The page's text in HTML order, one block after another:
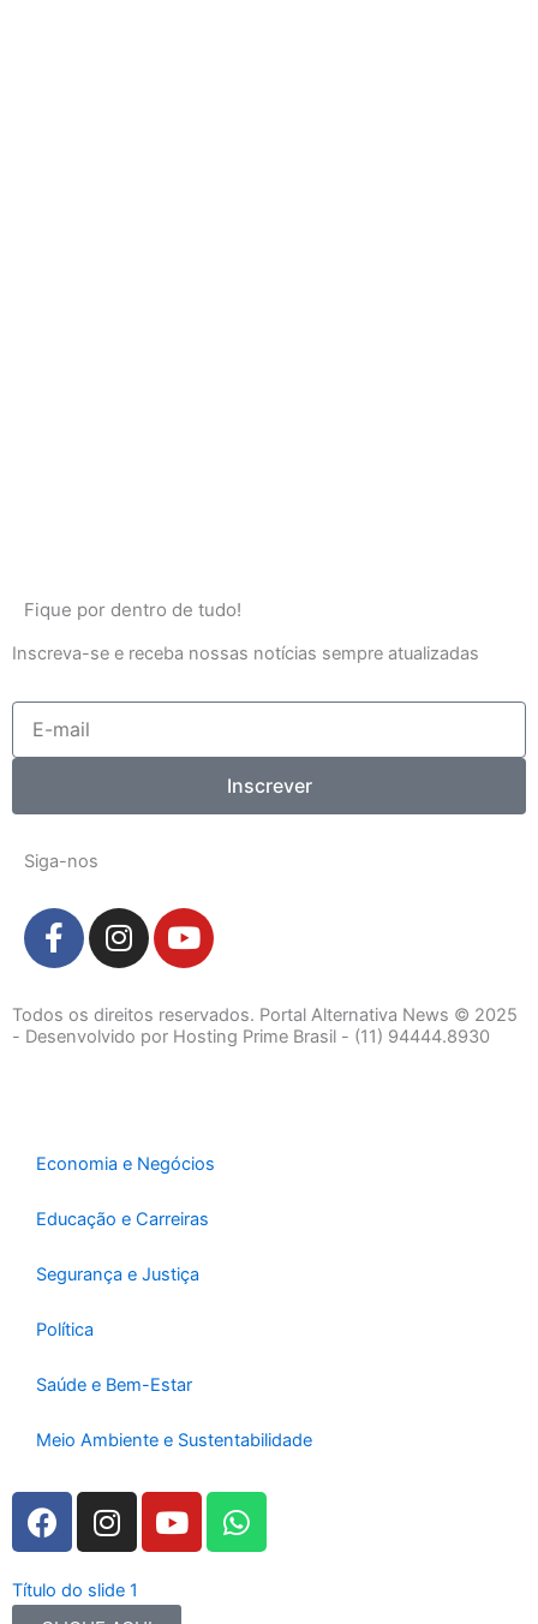
Fique por dentro de tudo!
Inscreva-se e receba nossas notícias sempre atualizadas
mail
Inscrever
Siga-nos
F
a
e
b
-
I
n
t
a
m
Y
o
t
u
Todos os direitos reservados. Portal Alternativa News © 2025
- Desenvolvido por Hosting Prime Brasil - (11) 94444.8930
Economia e Negócios
Educação e Carreiras
Segurança e Justiça
Política
Saúde e Bem-Estar
Meio Ambiente e Sustentabilidade
F
a
e
I
n
t
Y
o
t
W
h
Título do slide 1